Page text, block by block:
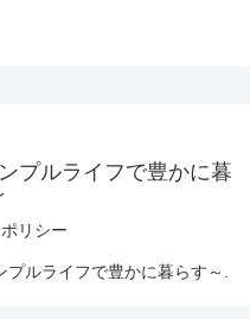
プルライフで豊かに暮
リシー
ルライフで豊かに暮らす～.